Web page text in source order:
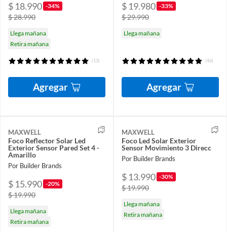
$ 18.990 -34%
$ 28.990
Llega mañana
Retira mañana
(13)
Agregar
$ 19.980 -33%
$ 29.990
Llega mañana
(46)
Agregar
MAXWELL
Foco Reflector Solar Led
Exterior Sensor Pared Set 4 -
Amarillo
Por Builder Brands
$ 15.990 -20%
$ 19.990
Llega mañana
Retira mañana
MAXWELL
Foco Led Solar Exterior
Sensor Movimiento 3 Direcc
Por Builder Brands
$ 13.990 -30%
$ 19.990
Llega mañana
Retira mañana